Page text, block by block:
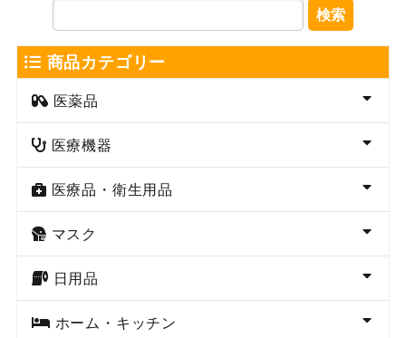
検索
商品カテゴリー
医薬品
医療機器
医療品・衛生用品
マスク
日用品
ホーム・キッチン